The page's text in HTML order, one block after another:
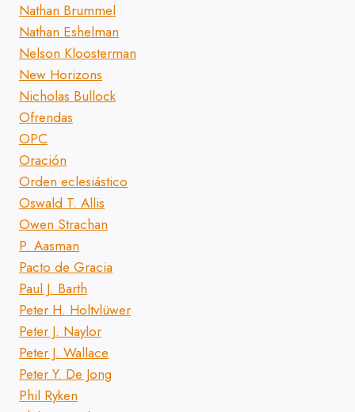
Nathan Brummel
Nathan Eshelman
Nelson Kloosterman
New Horizons
Nicholas Bullock
Ofrendas
OPC
Oración
Orden eclesiástico
Oswald T. Allis
Owen Strachan
P. Aasman
Pacto de Gracia
Paul J. Barth
Peter H. Holtvlüwer
Peter J. Naylor
Peter J. Wallace
Peter Y. De Jong
Phil Ryken